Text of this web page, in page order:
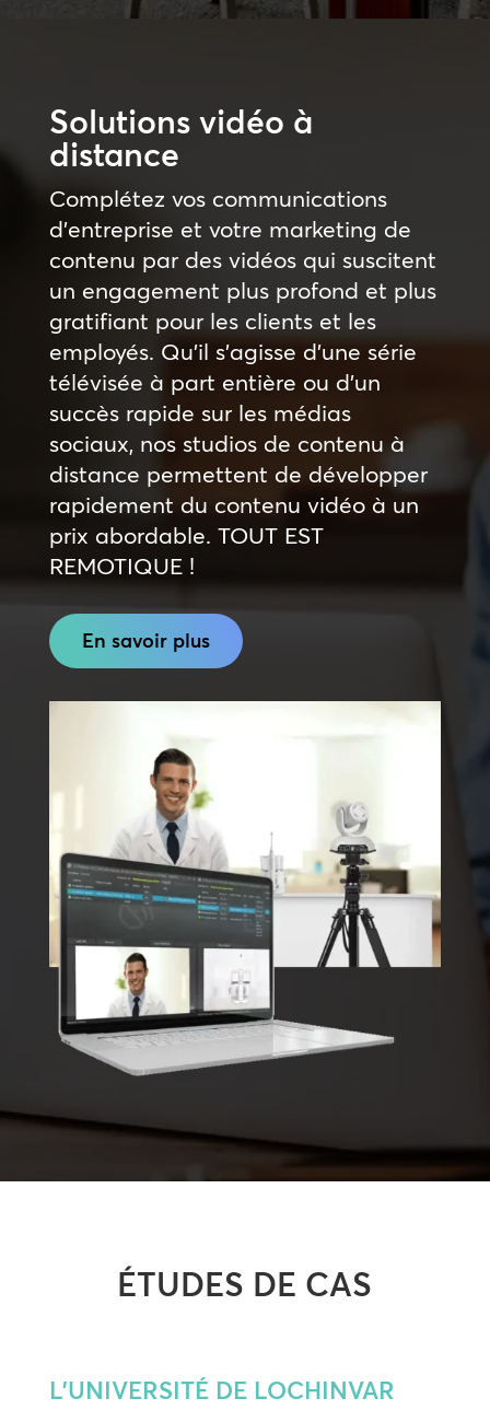
Solutions vidéo à
distance
Complétez vos communications
d’entreprise et votre marketing de
contenu par des vidéos qui suscitent
un engagement plus profond et plus
gratifiant pour les clients et les
employés. Qu’il s’agisse d’une série
télévisée à part entière ou d’un
succès rapide sur les médias
sociaux, nos studios de contenu à
distance permettent de développer
rapidement du contenu vidéo à un
prix abordable. TOUT EST
REMOTIQUE !
En savoir plus
ÉTUDES DE CAS
L’UNIVERSITÉ DE LOCHINVAR